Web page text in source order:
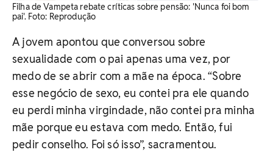
Filha de Vampeta rebate críticas sobre pensão: 'Nunca foi bom
pai'. Foto: Reprodução
A jovem apontou que conversou sobre
sexualidade com o pai apenas uma vez, por
medo de se abrir com a mãe na época. “Sobre
esse negócio de sexo, eu contei pra ele quando
eu perdi minha virgindade, não contei pra minha
mãe porque eu estava com medo. Então, fui
pedir conselho. Foi só isso”, sacramentou.